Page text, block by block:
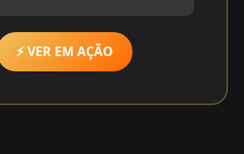
⚡ VER EM AÇÃO